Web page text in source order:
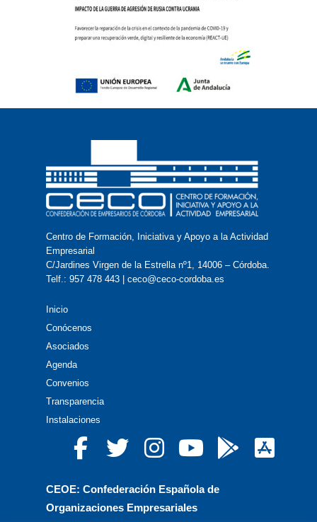
Centro de Formación, Iniciativa y Apoyo a la Actividad
Empresarial
C/Jardines Virgen de la Estrella nº1, 14006 – Córdoba.
Telf.: 957 478 443 | ceco@ceco-cordoba.es
Inicio
Conócenos
Asociados
Agenda
Convenios
Transparencia
Instalaciones
CEOE: Confederación Española de
Organizaciones Empresariales